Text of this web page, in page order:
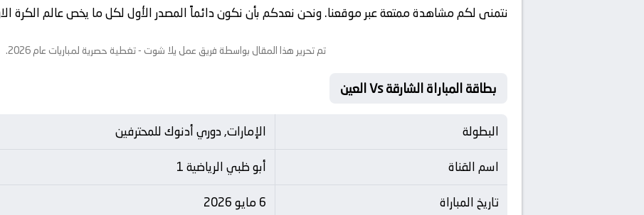
نتمنى لكم مشاهدة ممتعة عبر موقعنا. ونحن نعدكم بأن نكون دائماً المصدر الأول لكل ما يخص عالم الكرة
تم تحرير هذا المقال بواسطة فريق عمل يلا شوت - تغطية حصرية لمباريات عام 2026.
بطاقة المباراة الشارقة Vs العين
البطولة
الإمارات, دوري أدنوك للمحترفين
اسم القناة
أبو ظبي الرياضية 1
تاريخ المباراة
6 مايو 2026